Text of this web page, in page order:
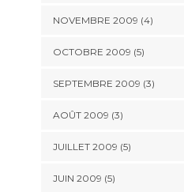
NOVEMBRE 2009 (4)
OCTOBRE 2009 (5)
SEPTEMBRE 2009 (3)
AOÛT 2009 (3)
JUILLET 2009 (5)
JUIN 2009 (5)